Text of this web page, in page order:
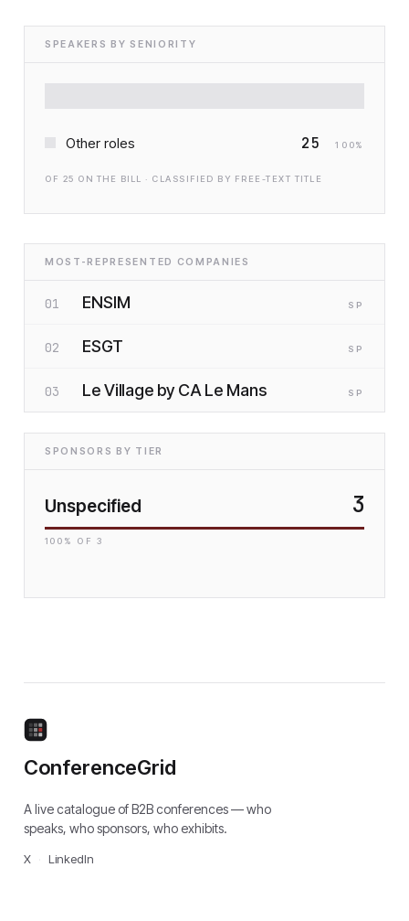
SPEAKERS BY SENIORITY
Other roles 25 100%
OF 25 ON THE BILL · CLASSIFIED BY FREE-TEXT TITLE
MOST-REPRESENTED COMPANIES
01 ENSIM SP
02 ESGT SP
03 Le Village by CA Le Mans SP
SPONSORS BY TIER
Unspecified 3
100 % OF 3
ConferenceGrid
A live catalogue of B2B conferences — who
speaks, who sponsors, who exhibits.
X LinkedIn